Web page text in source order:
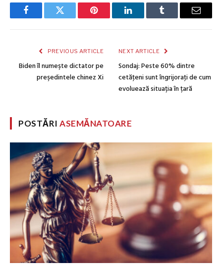
FacebookTwitter Pinterest LinkedInTumblr Email
PREVIOUS ARTICLE
Biden îl numeşte dictator pe
preşedintele chinez Xi
NEXT ARTICLE
Sondaj: Peste 60% dintre
cetăţeni sunt îngrijoraţi de cum
evoluează situația în țară
POSTĂRIASEMĂNATOARE